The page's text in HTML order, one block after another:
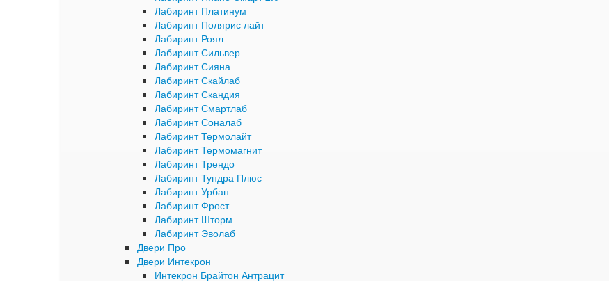
Лабиринт Платинум
Лабиринт Полярис лайт
Лабиринт Роял
Лабиринт Сильвер
Лабиринт Сияна
Лабиринт Скайлаб
Лабиринт Скандия
Лабиринт Смартлаб
Лабиринт Соналаб
Лабиринт Термолайт
Лабиринт Термомагнит
Лабиринт Трендо
Лабиринт Тундра Плюс
Лабиринт Урбан
Лабиринт Фрост
Лабиринт Шторм
Лабиринт Эволаб
Двери Про
Двери Интекрон
Интекрон Брайтон Антрацит